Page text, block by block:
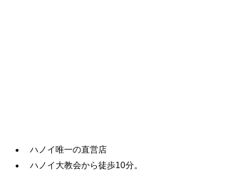
ハノイ唯一の直営店
ハノイ大教会から徒歩10分。